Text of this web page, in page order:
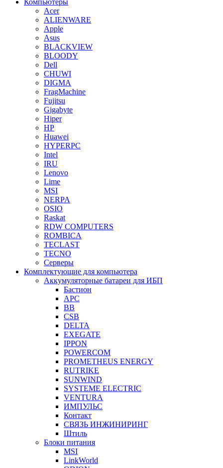
Компьютеры
Acer
ALIENWARE
Apple
Asus
BLACKVIEW
BLOODY
Dell
CHUWI
DIGMA
FragMachine
Fujitsu
Gigabyte
Hiper
HP
Huawei
HYPERPC
Intel
IRU
Lenovo
Lime
MSI
NERPA
OSIO
Raskat
RDW COMPUTERS
ROMBICA
TECLAST
TECNO
Серверы
Комплектующие для компьютера
Аккумуляторные батареи для ИБП
Бастион
APC
BB
CSB
DELTA
EXEGATE
IPPON
POWERCOM
PROMETHEUS ENERGY
RUTRIKE
SUNWIND
SYSTEME ELECTRIC
VENTURA
ИМПУЛЬС
Контакт
СВЯЗЬ ИНЖИНИРИНГ
Штиль
Блоки питания
MSI
LinkWorld